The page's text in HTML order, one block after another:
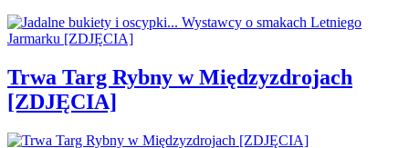
Trwa Targ Rybny w Międzyzdrojach
[ZDJĘCIA]